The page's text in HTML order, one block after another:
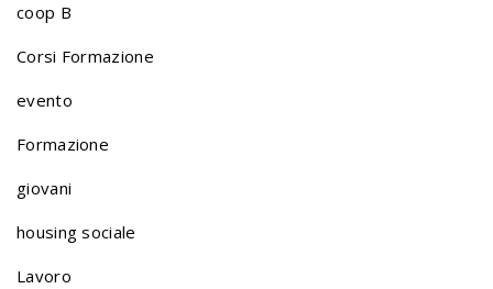
coop B
Corsi Formazione
evento
Formazione
giovani
housing sociale
Lavoro